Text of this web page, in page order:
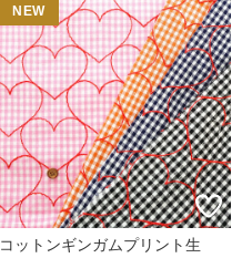
NEW
コットンギンガムプリント生